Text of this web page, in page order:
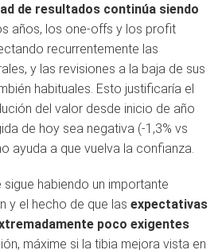
de resultados continúa siendo
años, los one-offs y los profit
recurrentemente las
y las revisiones a la baja de sus
habituales. Esto justificaría el
del valor desde inicio de año
de hoy sea negativa (-1,3% vs
ayuda a que vuelva la confianza.
habiendo un importante
y el hecho de que las expectativas
poco exigentes
máxime si la tibia mejora vista en